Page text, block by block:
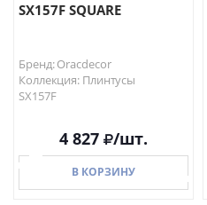
SX157F SQUARE
Бренд: Oracdecor
Коллекция: Плинтусы
SX157F
4 827 /шт.
В КОРЗИНУ